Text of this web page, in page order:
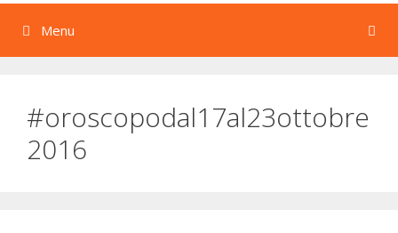
Menu
#oroscopodal17al23ottobre
2016